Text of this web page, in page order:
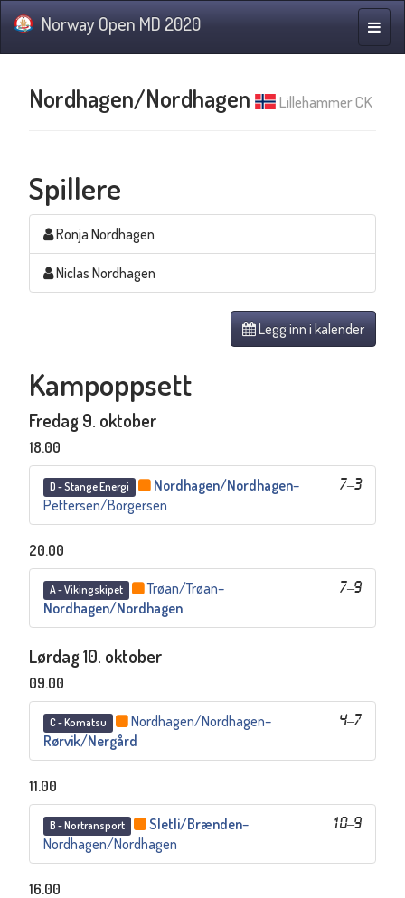
Norway Open MD 2020
Nordhagen/Nordhagen Lillehammer CK
Spillere
Ronja Nordhagen
Niclas Nordhagen
Legg inn i kalender
Kampoppsett
Fredag 9. oktober
18.00
D - Stange Energi 7–3
Nordhagen/Nordhagen–
Pettersen/Borgersen
20.00
A - Vikingskipet 7–9
Trøan/Trøan–
Nordhagen/Nordhagen
Lørdag 10. oktober
09.00
C - Komatsu 4–7
Nordhagen/Nordhagen–
Rørvik/Nergård
11.00
B - Nortransport 10–9
Sletli/Brænden–
Nordhagen/Nordhagen
16.00